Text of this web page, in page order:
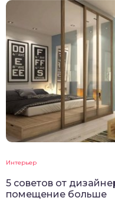
Интерьер
5 советов от
помещение больше